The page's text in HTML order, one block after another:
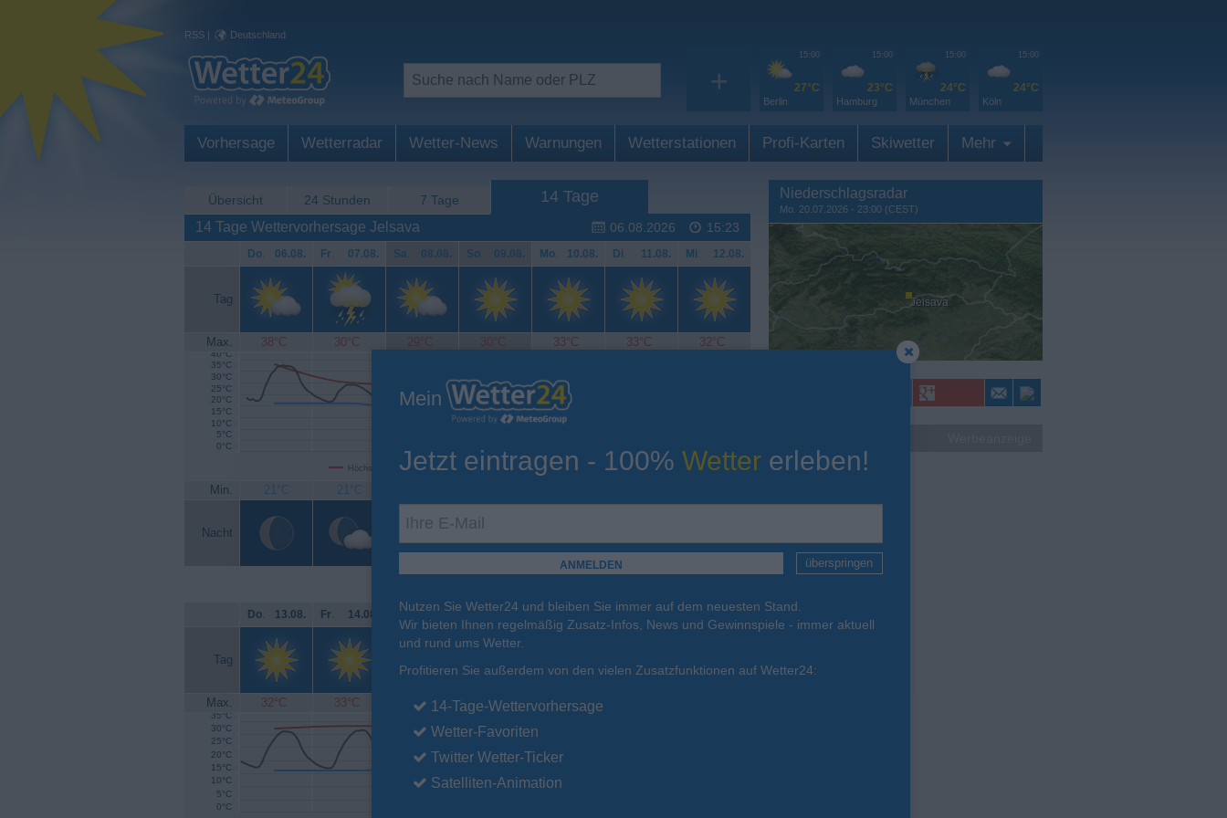
RSS | Deutschland
+
15:00
27°C
Berlin
15:00
23°C
Hamburg
15:00
24°C
München
15:00
24°C
Köln
Vorhersage Wetterradar Wetter-News Warnungen Wetterstationen Profi-Karten Skiwetter Mehr
Übersicht 24 Stunden 7 Tage 14 Tage
06.08.2026 15:23
14 Tage Wettervorhersage Jelsava
Do. 06.08. Fr. 07.08. Sa. 08.08. So. 09.08. Mo. 10.08. Di. 11.08. Mi. 12.08.
Tag
Max. 38°C 30°C 29°C 30°C 33°C 33°C 32°C
Höchsttemperatur Tiefsttemperatur Aktuelle Temperatur
0°C
5°C
10°C
15°C
20°C
25°C
30°C
35°C
40°C
Min. 21°C 21°C
Nacht
Do. 13.08. Fr. 14.08. Sa. 15.08. So. 16.08. Mo . 17.08. Di. 18.08. Mi. 19.08.
Tag
Max. 32°C 33°C 33°C 31°C 31°C
0°C
5°C
10°C
15°C
20°C
25°C
30°C
35°C
Niederschlagsradar
Mo. 20.07.2026 - 23:00 (CEST)
Jelsava
Mein
Jetzt eintragen - 100% Wetter erleben!
überspringen
Nutzen Sie Wetter24 und bleiben Sie immer auf dem neuesten Stand.
Wir bieten Ihnen regelmäßig Zusatz-Infos, News und Gewinnspiele - immer aktuell
und rund ums Wetter.
Profitieren Sie außerdem von den vielen Zusatzfunktionen auf Wetter24:
14-Tage-Wettervorhersage
Wetter-Favoriten
Twitter Wetter-Ticker
Satelliten-Animation